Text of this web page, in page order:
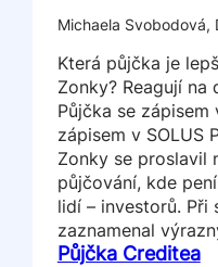
Michaela Svobodová,
Která půjčka je
Zonky? Reagují
Půjčka se zápisem
zápisem v SOLUS
Zonky se proslavil
půjčování, kde
lidí – investorů. Při
zaznamenal
Půjčka Creditea